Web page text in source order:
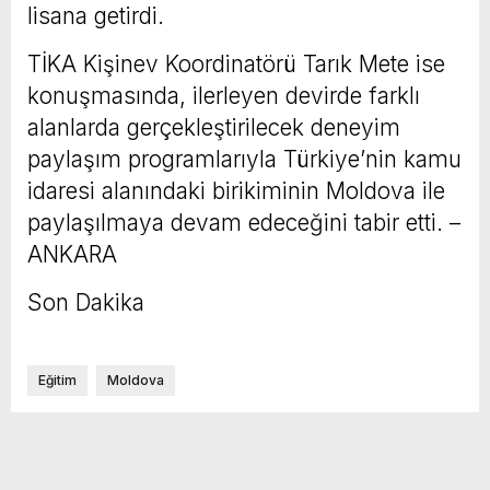
lisana getirdi.
TİKA Kişinev Koordinatörü Tarık Mete ise
konuşmasında, ilerleyen devirde farklı
alanlarda gerçekleştirilecek deneyim
paylaşım programlarıyla Türkiye’nin kamu
idaresi alanındaki birikiminin Moldova ile
paylaşılmaya devam edeceğini tabir etti. –
ANKARA
Son Dakika
Eğitim Moldova